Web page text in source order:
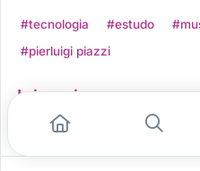
#tecnologia #estudo
#pierluigi piazzi
Leia mais